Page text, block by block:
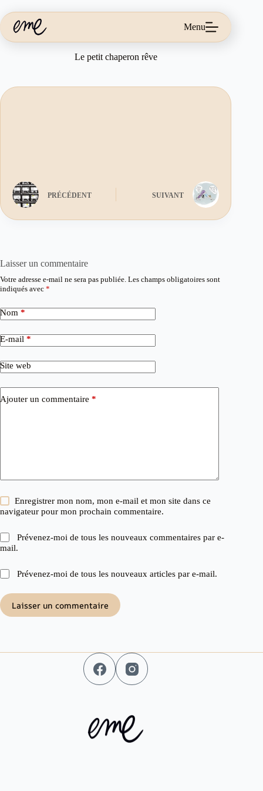
au
contenu
Menu
Le petit chaperon rêve
PRÉCÉDENT SUIVANT
Laisser un commentaire
Votre adresse e-mail ne sera pas publiée. Les champs obligatoires sont
indiqués avec *
Nom *
E-mail *
Site web
Ajouter un commentaire *
Enregistrer mon nom, mon e-mail et mon site dans ce
navigateur pour mon prochain commentaire.
Prévenez-moi de tous les nouveaux commentaires par e-
mail.
Prévenez-moi de tous les nouveaux articles par e-mail.
Laisser un commentaire